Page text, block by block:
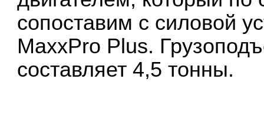
сопоставим с силовой
MaxxPro Plus.
составляет 4,5 тонны.